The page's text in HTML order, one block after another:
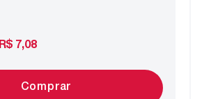
R$ 7,08
Comprar